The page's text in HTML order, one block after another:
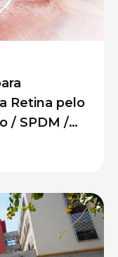
Retina pelo
/ SPDM /